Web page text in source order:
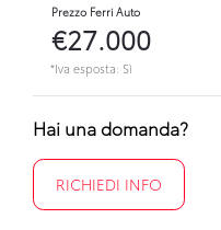
Prezzo Ferri Auto
€27.000
*Iva esposta: Sì
Hai una domanda?
RICHIEDI INFO